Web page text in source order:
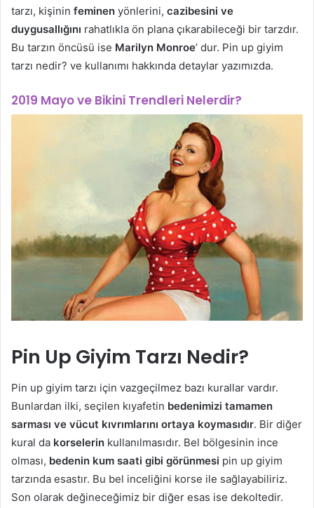
tarzı, kişinin feminen yönlerini, cazibesini ve
duygusallığını rahatlıkla ön plana çıkarabileceği bir tarzdır.
Bu tarzın öncüsü ise Marilyn Monroe’ dur. Pin up giyim
tarzı nedir? ve kullanımı hakkında detaylar yazımızda.
2019 Mayo ve Bikini Trendleri Nelerdir?
Pin Up Giyim Tarzı Nedir?
Pin up giyim tarzı için vazgeçilmez bazı kurallar vardır.
Bunlardan ilki, seçilen kıyafetin bedenimizi tamamen
sarması ve vücut kıvrımlarını ortaya koymasıdır. Bir diğer
kural da korselerin kullanılmasıdır. Bel bölgesinin ince
olması, bedenin kum saati gibi görünmesi pin up giyim
tarzında esastır. Bu bel inceliğini korse ile sağlayabiliriz.
Son olarak değineceğimiz bir diğer esas ise dekoltedir.